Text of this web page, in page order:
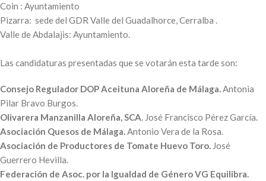
Coin : Ayuntamiento
Pizarra: sede del GDR Valle del Guadalhorce, Cerralba .
Valle de Abdalajis: Ayuntamiento.
Las candidaturas presentadas que se votarán esta tarde son:
Consejo Regulador DOP Aceituna Aloreña de Málaga.Antonia
Pilar Bravo Burgos.
Olivarera Manzanilla Aloreña, SCA. José Francisco Pérez García.
Asociación Quesos de Málaga.Antonio Vera de la Rosa.
Asociación de Productores de Tomate Huevo Toro. José
Guerrero Hevilla.
Federación de Asoc. por la Igualdad de Género VG Equilibra.